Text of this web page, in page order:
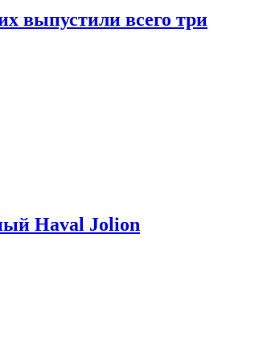
выпустили всего три
Haval Jolion